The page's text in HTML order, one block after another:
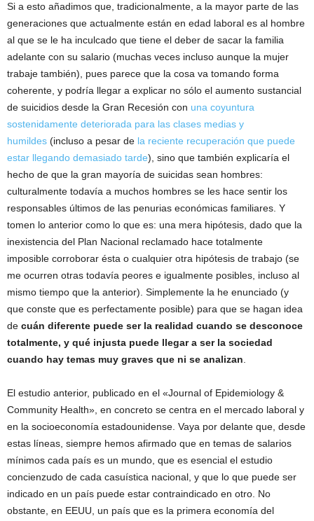
Si a esto añadimos que, tradicionalmente, a la mayor parte de las
generaciones que actualmente están en edad laboral es al hombre
al que se le ha inculcado que tiene el deber de sacar la familia
adelante con su salario (muchas veces incluso aunque la mujer
trabaje también), pues parece que la cosa va tomando forma
coherente, y podría llegar a explicar no sólo el aumento sustancial
de suicidios desde la Gran Recesión con una coyuntura
sostenidamente deteriorada para las clases medias y
humildes (incluso a pesar de la reciente recuperación que puede
estar llegando demasiado tarde), sino que también explicaría el
hecho de que la gran mayoría de suicidas sean hombres:
culturalmente todavía a muchos hombres se les hace sentir los
responsables últimos de las penurias económicas familiares. Y
tomen lo anterior como lo que es: una mera hipótesis, dado que la
inexistencia del Plan Nacional reclamado hace totalmente
imposible corroborar ésta o cualquier otra hipótesis de trabajo (se
me ocurren otras todavía peores e igualmente posibles, incluso al
mismo tiempo que la anterior). Simplemente la he enunciado (y
que conste que es perfectamente posible) para que se hagan idea
de cuán diferente puede ser la realidad cuando se desconoce
totalmente, y qué injusta puede llegar a ser la sociedad
cuando hay temas muy graves que ni se analizan.
El estudio anterior, publicado en el «Journal of Epidemiology &
Community Health», en concreto se centra en el mercado laboral y
en la socioeconomía estadounidense. Vaya por delante que, desde
estas líneas, siempre hemos afirmado que en temas de salarios
mínimos cada país es un mundo, que es esencial el estudio
concienzudo de cada casuística nacional, y que lo que puede ser
indicado en un país puede estar contraindicado en otro. No
obstante, en EEUU, un país que es la primera economía del